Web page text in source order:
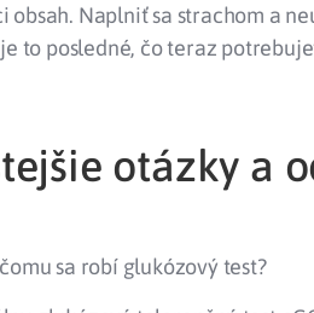
obsah. Naplniť sa strachom a
je to posledné, čo teraz
otázky a
sa robí glukózový test?